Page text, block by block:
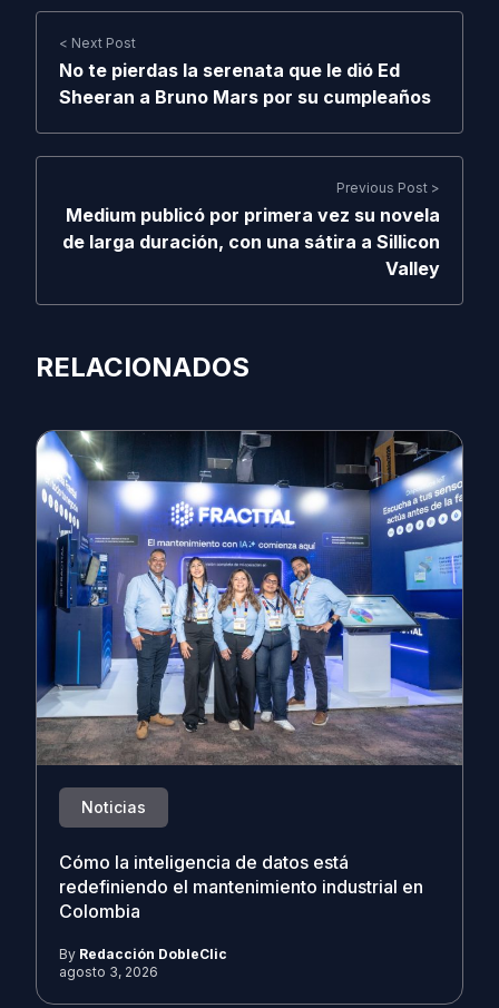
< Next Post
No te pierdas la serenata que le dió Ed
Sheeran a Bruno Mars por su cumpleaños
Previous Post >
Medium publicó por primera vez su novela
de larga duración, con una sátira a Sillicon
Valley
RELACIONADOS
Noticias
Cómo la inteligencia de datos está
redefiniendo el mantenimiento industrial en
Colombia
By Redacción DobleClic
agosto 3, 2026